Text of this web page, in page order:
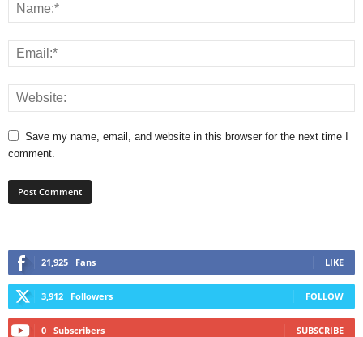
Save my name, email, and website in this browser for the next time I
comment.
21,925 Fans LIKE
3,912 Followers FOLLOW
0 Subscribers SUBSCRIBE